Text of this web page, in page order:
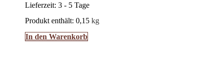
Lieferzeit:3 - 5 Tage
Produkt enthält: 0,15kg
In den Warenkorb